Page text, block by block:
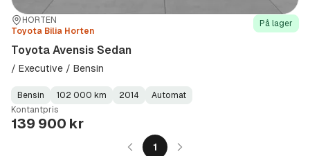
Sted:HORTEN
Forhandler:
Toyota Bilia Horten
På lager
Toyota Avensis Sedan
/ Executive / Bensin
Fuel
Type:
Bensin
Kilometerstand:
102 000 km
Model
Year:
2014
Gearbox
Type:
Automat
Kontantpris
139 900 kr
1